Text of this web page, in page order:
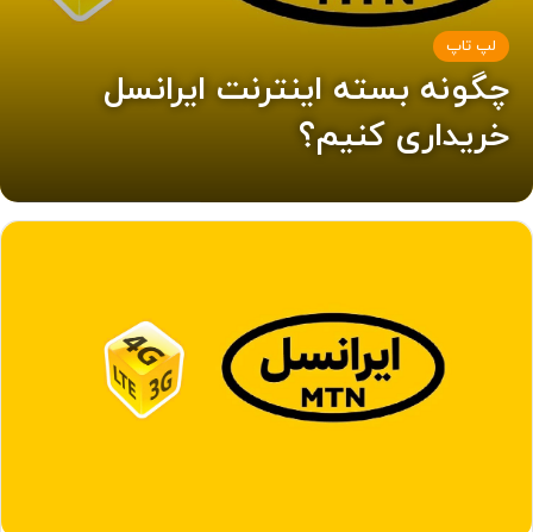
لپ تاپ
چگونه بسته اینترنت ایرانسل
خریداری کنیم؟